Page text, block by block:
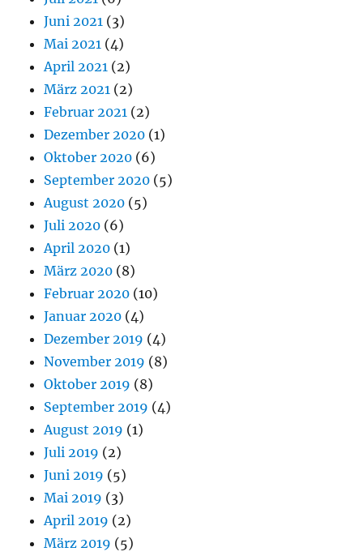
Juni 2021 (3)
Mai 2021 (4)
April 2021 (2)
März 2021 (2)
Februar 2021 (2)
Dezember 2020 (1)
Oktober 2020 (6)
September 2020 (5)
August 2020 (5)
Juli 2020 (6)
April 2020 (1)
März 2020 (8)
Februar 2020 (10)
Januar 2020 (4)
Dezember 2019 (4)
November 2019 (8)
Oktober 2019 (8)
September 2019 (4)
August 2019 (1)
Juli 2019 (2)
Juni 2019 (5)
Mai 2019 (3)
April 2019 (2)
März 2019 (5)